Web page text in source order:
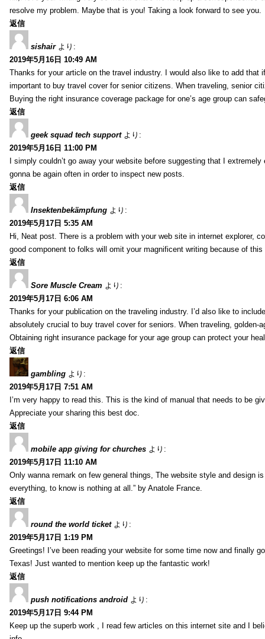
resolve my problem. Maybe that is you! Taking a look forward to see you.
返信
sishair より:
2019年5月16日 10:49 AM
Thanks for your article on the travel industry. I would also like to add that
important to buy travel cover for senior citizens. When traveling, senior
Buying the right insurance coverage package for one’s age group can
返信
geek squad tech support より:
2019年5月16日 11:00 PM
I simply couldn’t go away your website before suggesting that I
gonna be again often in order to inspect new posts.
返信
Insektenbekämpfung より:
2019年5月17日 5:35 AM
Hi, Neat post. There is a problem with your web site in internet explorer,
good component to folks will omit your magnificent writing because of this
返信
Sore Muscle Cream より:
2019年5月17日 6:06 AM
Thanks for your publication on the traveling industry. I’d also like to
absolutely crucial to buy travel cover for seniors. When traveling, golden-
Obtaining right insurance package for your age group can protect your
返信
gambling より:
2019年5月17日 7:51 AM
I’m very happy to read this. This is the kind of manual that needs to be
Appreciate your sharing this best doc.
返信
mobile app giving for churches より:
2019年5月17日 11:10 AM
Only wanna remark on few general things, The website style and design
everything, to know is nothing at all.” by Anatole France.
返信
round the world ticket より:
2019年5月17日 1:19 PM
Greetings! I’ve been reading your website for some time now and finally
Texas! Just wanted to mention keep up the fantastic work!
返信
push notifications android より:
2019年5月17日 9:44 PM
Keep up the superb work , I read few articles on this internet site and I